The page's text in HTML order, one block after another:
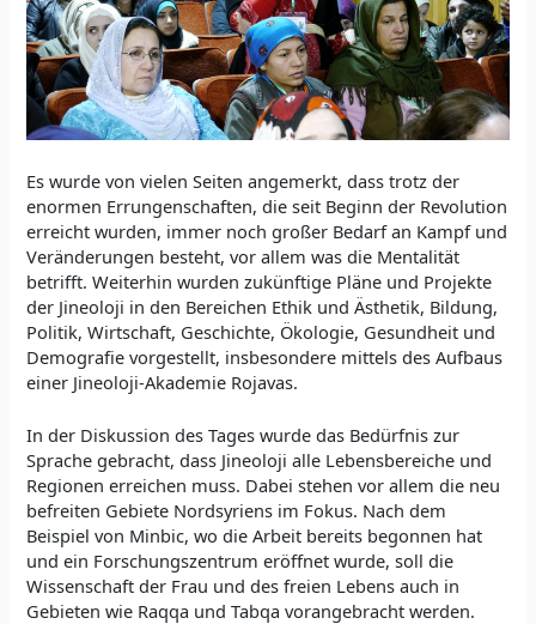
Es wurde von vielen Seiten angemerkt, dass trotz der
enormen Errungenschaften, die seit Beginn der Revolution
erreicht wurden, immer noch großer Bedarf an Kampf und
Veränderungen besteht, vor allem was die Mentalität
betrifft. Weiterhin wurden zukünftige Pläne und Projekte
der Jineoloji in den Bereichen Ethik und Ästhetik, Bildung,
Politik, Wirtschaft, Geschichte, Ökologie, Gesundheit und
Demografie vorgestellt, insbesondere mittels des Aufbaus
einer Jineoloji-Akademie Rojavas.
In der Diskussion des Tages wurde das Bedürfnis zur
Sprache gebracht, dass Jineoloji alle Lebensbereiche und
Regionen erreichen muss. Dabei stehen vor allem die neu
befreiten Gebiete Nordsyriens im Fokus. Nach dem
Beispiel von Minbic, wo die Arbeit bereits begonnen hat
und ein Forschungszentrum eröffnet wurde, soll die
Wissenschaft der Frau und des freien Lebens auch in
Gebieten wie Raqqa und Tabqa vorangebracht werden.